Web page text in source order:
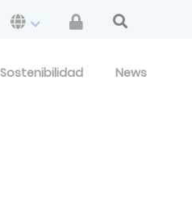
Sostenibilidad News